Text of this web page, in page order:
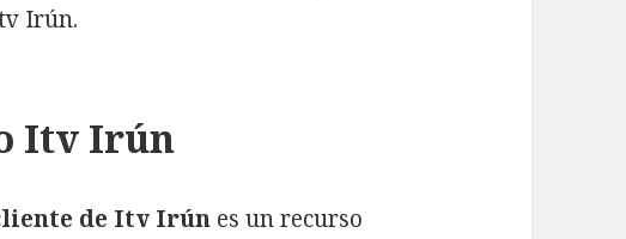
Irún.
Itv Irún
de Itv Irún es un recurso